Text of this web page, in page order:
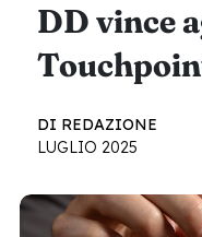
DD vince
DI REDAZIONE
LUGLIO 2025